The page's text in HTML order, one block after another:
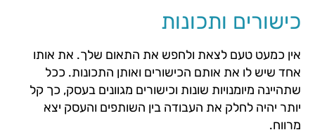
כישורים ותכונות
אין כמעט טעם לצאת ולחפש את התאום שלך. את אותו
אחד שיש לו את אותם הכישורים ואותן התכונות. ככל
שתהיינה מיומנויות שונות וכישורים מגוונים בעסק, כך קל
יותר יהיה לחלק את העבודה בין השותפים והעסק יצא
מרווח.